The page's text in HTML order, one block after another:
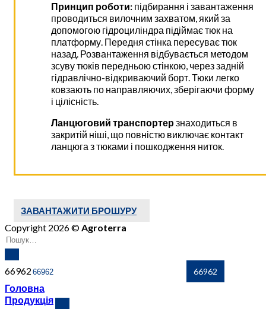
Принцип роботи: підбирання і завантаження
проводиться вилочним захватом, який за
допомогою гідроциліндра підіймає тюк на
платформу. Передня стінка пересуває тюк
назад. Розвантаження відбувається методом
зсуву тюків передньою стінкою, через задній
гідравлічно-відкриваючий борт. Тюки легко
ковзають по направляючих, зберігаючи форму
і цілісність.
Ланцюговий транспортерзнаходиться в
закритій ніші, що повністю виключає контакт
ланцюга з тюками і пошкодження ниток.
ЗАВАНТАЖИТИ БРОШУРУ
Copyright 2026 ©Agroterra
66962
Головна
Продукція